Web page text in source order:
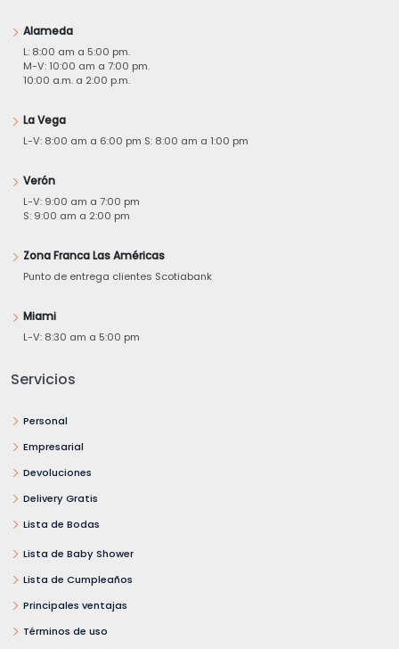
Alameda
L: 8:00 am a 5:00 pm.
M-V: 10:00 am a 7:00 pm.
10:00 a.m. a 2:00 p.m.
La Vega
L-V: 8:00 am a 6:00 pm S: 8:00 am a 1:00 pm
Verón
L-V: 9:00 am a 7:00 pm
S: 9:00 am a 2:00 pm
Zona Franca Las Américas
Punto de entrega clientes Scotiabank
Miami
L-V: 8:30 am a 5:00 pm
Servicios
Personal
Empresarial
Devoluciones
Delivery Gratis
Lista de Bodas
Lista de Baby Shower
Lista de Cumpleaños
Principales ventajas
Términos de uso